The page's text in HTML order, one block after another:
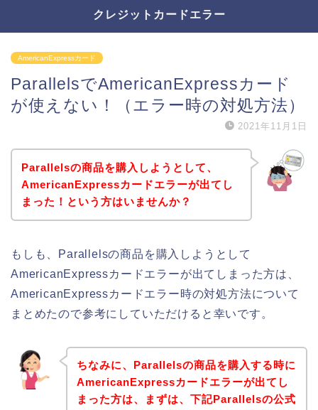
クレジットカードエラー
AmericanExpressカード
ParallelsでAmericanExpressカード
が使えない！（エラー時の対処方法）
2021年11月1日
Parallelsの商品を購入しようとして、
AmericanExpressカードエラーが出てし
まった！という方はいませんか？
もしも、Parallelsの商品を購入しようとして
AmericanExpressカードエラーが出てしまった方は、
AmericanExpressカードエラー時の対処方法について
まとめたので参考にしていただけると幸いです。
ちなみに、Parallelsの商品を購入する時に
AmericanExpressカードエラーが出てし
まった方は、まずは、下記Parallelsの公式